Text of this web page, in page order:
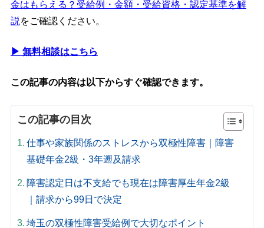
金はもらえる？受給例・金額・受給資格・認定基準を解
説 をご確認ください。
▶ 無料相談はこちら
この記事の内容は以下からすぐ確認できます。
この記事の目次
仕事や家族関係のストレスから双極性障害｜障害
基礎年金2級・3年遡及請求
障害認定日は不支給でも現在は障害厚生年金2級
｜請求から99日で決定
埼玉の双極性障害受給例で大切なポイント